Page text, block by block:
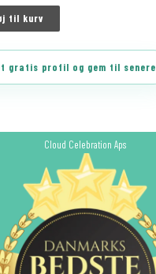
til kurv
gratis profil og gem til senere
Cloud Celebration Aps